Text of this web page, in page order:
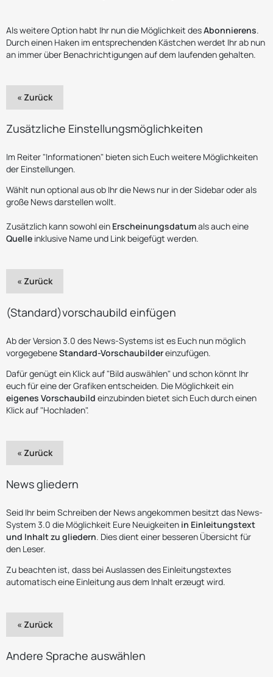
Als weitere Option habt Ihr nun die Möglichkeit desAbonnierens.
Durch einen Haken im entsprechenden Kästchen werdet Ihr ab nun
an immer über Benachrichtigungen auf dem laufenden gehalten.
« Zurück
Zusätzliche Einstellungsmöglichkeiten
Im Reiter "Informationen" bieten sich Euch weitere Möglichkeiten
der Einstellungen.
Wählt nun optional aus ob Ihr die News nur in der Sidebar oder als
große News darstellen wollt.
Zusätzlich kann sowohl ein Erscheinungsdatumals auch eine
Quelle inklusive Name und Link beigefügt werden.
« Zurück
(Standard)vorschaubild einfügen
Ab der Version 3.0 des News-Systems ist es Euch nun möglich
vorgegebeneStandard-Vorschaubildereinzufügen.
Dafür genügt ein Klick auf "Bild auswählen" und schon könnt Ihr
euch für eine der Grafiken entscheiden. Die Möglichkeit ein
eigenes Vorschaubild einzubinden bietet sich Euch durch einen
Klick auf "Hochladen".
« Zurück
News gliedern
Seid Ihr beim Schreiben der News angekommen besitzt das News-
System 3.0 die Möglichkeit Eure Neuigkeiten in Einleitungstext
und Inhalt zu gliedern. Dies dient einer besseren Übersicht für
den Leser.
Zu beachten ist, dass bei Auslassen des Einleitungstextes
automatisch eine Einleitung aus dem Inhalt erzeugt wird.
« Zurück
Andere Sprache auswählen